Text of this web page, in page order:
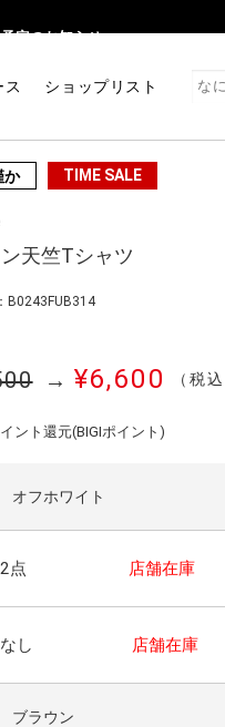
定のお知らせ
ス ショップリスト
か TIME SALE
天竺Tシャツ
B0243FUB314
→ ¥6,600 （税込
ント還元(BIGIポイント)
オフホワイト
点 店舗在庫
し 店舗在庫
ブラウン